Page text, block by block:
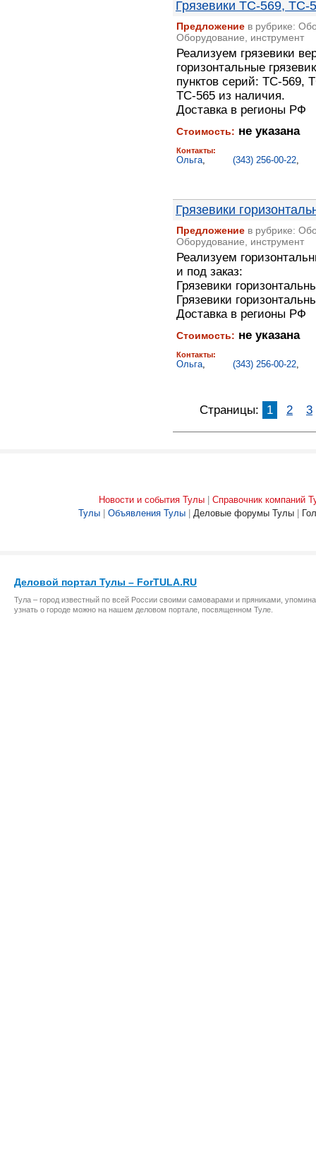
Грязевики ТС-569,
Предложение в рубрике:
Оборудование, инструмент
Реализуем грязевики
горизонтальные
пунктов серий: ТС-569,
ТС-565 из наличия.
Доставка в регионы РФ
Стоимость: не указана
Контакты:
Ольга, (343) 256-00-22,
Грязевики
Предложение в рубрике:
Оборудование, инструмент
Реализуем
и под заказ:
Грязевики
Грязевики
Доставка в регионы РФ
Стоимость: не указана
Контакты:
Ольга, (343) 256-00-22,
Страницы: 1 2 3
Новости и события Тулы
Справочник компаний
Тулы
Объявления Тулы Деловые форумы Тулы
Деловой портал Тулы – ForTULA.RU
Тула – город известный по всей России своими самоварами и пряниками,
узнать о городе можно на нашем деловом портале, посвященном Туле.